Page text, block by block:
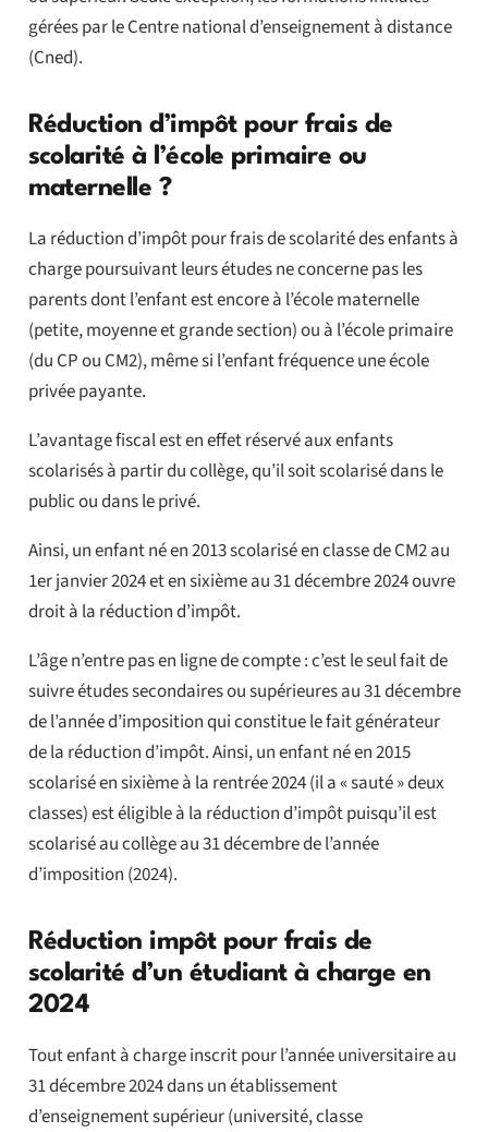
gérées par le Centre national d’enseignement à distance
(Cned).
Réduction d’impôt pour frais de
scolarité à l’école primaire ou
maternelle ?
La réduction d’impôt pour frais de scolarité des enfants à
charge poursuivant leurs études ne concerne pas les
parents dont l’enfant est encore à l’école maternelle
(petite, moyenne et grande section) ou à l’école primaire
(du CP ou CM2), même si l’enfant fréquence une école
privée payante.
L’avantage fiscal est en effet réservé aux enfants
scolarisés à partir du collège, qu’il soit scolarisé dans le
public ou dans le privé.
Ainsi, un enfant né en 2013 scolarisé en classe de CM2 au
1er janvier 2024 et en sixième au 31 décembre 2024 ouvre
droit à la réduction d’impôt.
L’âge n’entre pas en ligne de compte : c’est le seul fait de
suivre études secondaires ou supérieures au 31 décembre
de l’année d’imposition qui constitue le fait générateur
de la réduction d’impôt. Ainsi, un enfant né en 2015
scolarisé en sixième à la rentrée 2024 (il a « sauté » deux
classes) est éligible à la réduction d’impôt puisqu’il est
scolarisé au collège au 31 décembre de l’année
d’imposition (2024).
Réduction impôt pour frais de
scolarité d’un étudiant à charge en
2024
Tout enfant à charge inscrit pour l’année universitaire au
31 décembre 2024 dans un établissement
d’enseignement supérieur (université, classe